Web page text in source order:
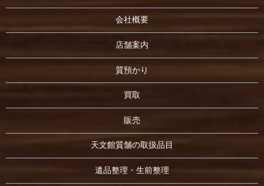
会社概要
店舗案内
質預かり
買取
販売
天文館質舗の取扱品目
遺品整理・生前整理